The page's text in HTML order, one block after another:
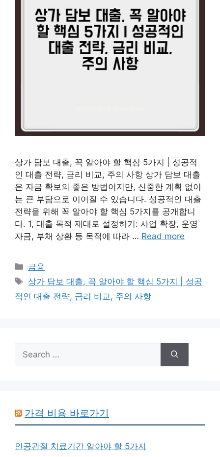
상가 담보 대출, 꼭 알아야 할 핵심 5가지 | 성공적
인 대출 전략, 금리 비교, 주의 사항 상가 담보 대출
은 자금 확보의 좋은 방법이지만, 신중한 계획 없이
는 큰 부담으로 이어질 수 있습니다. 성공적인 대출
전략을 위해 꼭 알아야 할 핵심 5가지를 공개합니
다. 1, 대출 목적 재대로 설정하기: 사업 확장, 운영
자금, 부채 상환 등 목적에 따라 … Read more
Categories
금융
Tags
상가 담보 대출, 꼭 알아야 할 핵심 5가지 | 성공
적인 대출 전략, 금리 비교, 주의 사항
for:
가격 비용 바로가기
인공관절 치료기간 알아야 할 5가지